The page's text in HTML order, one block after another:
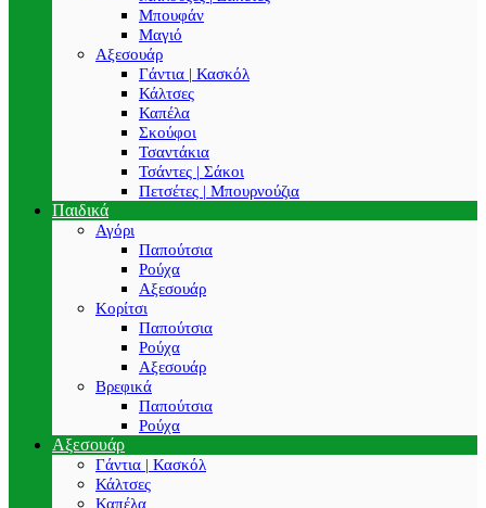
Μπουφάν
Μαγιό
Αξεσουάρ
Γάντια | Κασκόλ
Κάλτσες
Καπέλα
Σκούφοι
Τσαντάκια
Τσάντες | Σάκοι
Πετσέτες | Μπουρνούζια
Παιδικά
Αγόρι
Παπούτσια
Ρούχα
Αξεσουάρ
Κορίτσι
Παπούτσια
Ρούχα
Αξεσουάρ
Βρεφικά
Παπούτσια
Ρούχα
Αξεσουάρ
Γάντια | Κασκόλ
Κάλτσες
Καπέλα